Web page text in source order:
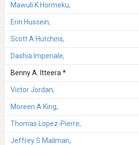
Mawuli K Hormeku,
Erin Hussein,
Scott A Hutchins,
Dashia Imperiale,
Benny A. Itteera *
Victor Jordan,
Moreen A King,
Thomas Lopez-Pierre,
Jeffrey S Mailman,